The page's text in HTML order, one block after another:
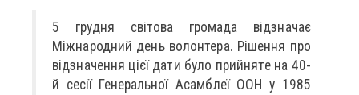
5 грудня світова громада відзначає
Міжнародний день волонтера. Рішення про
відзначення цієї дати було прийняте на 40-
й сесії Генеральної Асамблеї ООН у 1985